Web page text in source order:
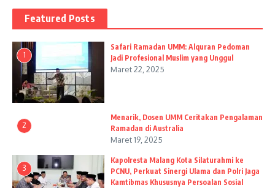
Featured Posts
1
Safari Ramadan UMM: Alquran Pedoman
Jadi Profesional Muslim yang Unggul
Maret 22, 2025
2
Menarik, Dosen UMM Ceritakan Pengalaman
Ramadan di Australia
Maret 19, 2025
3
Kapolresta Malang Kota Silaturahmi ke
PCNU, Perkuat Sinergi Ulama dan Polri Jaga
Kamtibmas Khususnya Persoalan Sosial